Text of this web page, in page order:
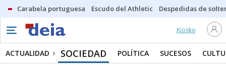
Carabela portuguesa Escudo del Athletic Despedidas de
Kiosko
ACTUALIDAD SOCIEDAD POLÍTICA SUCESOS